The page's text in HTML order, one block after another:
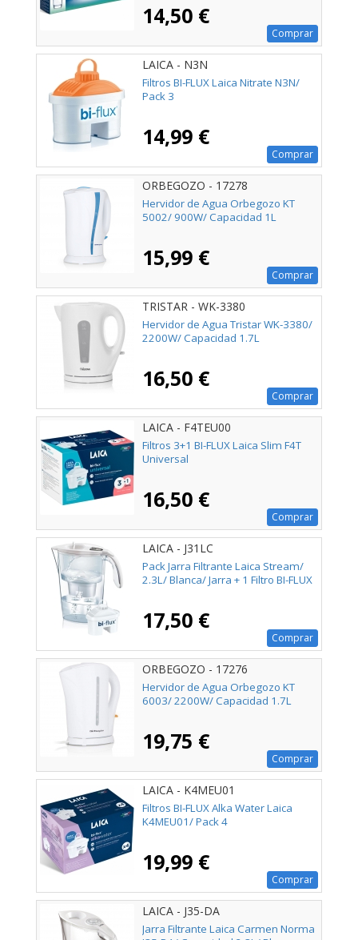
14,50 €
Comprar
LAICA - N3N
Filtros BI-FLUX Laica Nitrate N3N/
Pack 3
14,99 €
Comprar
ORBEGOZO - 17278
Hervidor de Agua Orbegozo KT
5002/ 900W/ Capacidad 1L
15,99 €
Comprar
TRISTAR - WK-3380
Hervidor de Agua Tristar WK-3380/
2200W/ Capacidad 1.7L
16,50 €
Comprar
LAICA - F4TEU00
Filtros 3+1 BI-FLUX Laica Slim F4T
Universal
16,50 €
Comprar
LAICA - J31LC
Pack Jarra Filtrante Laica Stream/
2.3L/ Blanca/ Jarra + 1 Filtro BI-FLUX
17,50 €
Comprar
ORBEGOZO - 17276
Hervidor de Agua Orbegozo KT
6003/ 2200W/ Capacidad 1.7L
19,75 €
Comprar
LAICA - K4MEU01
Filtros BI-FLUX Alka Water Laica
K4MEU01/ Pack 4
19,99 €
Comprar
LAICA - J35-DA
Jarra Filtrante Laica Carmen Norma